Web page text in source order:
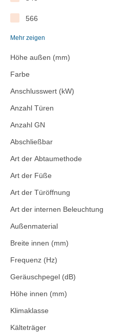
566
575
585
620
635
637
693
695
710
Mehr zeigen
Höhe außen (mm)
Farbe
Anschlusswert (kW)
Anzahl Türen
Anzahl GN
Abschließbar
Art der Abtaumethode
Art der Füße
Art der Türöffnung
Art der internen Beleuchtung
Außenmaterial
Breite innen (mm)
Frequenz (Hz)
Geräuschpegel (dB)
Höhe innen (mm)
Klimaklasse
Kälteträger